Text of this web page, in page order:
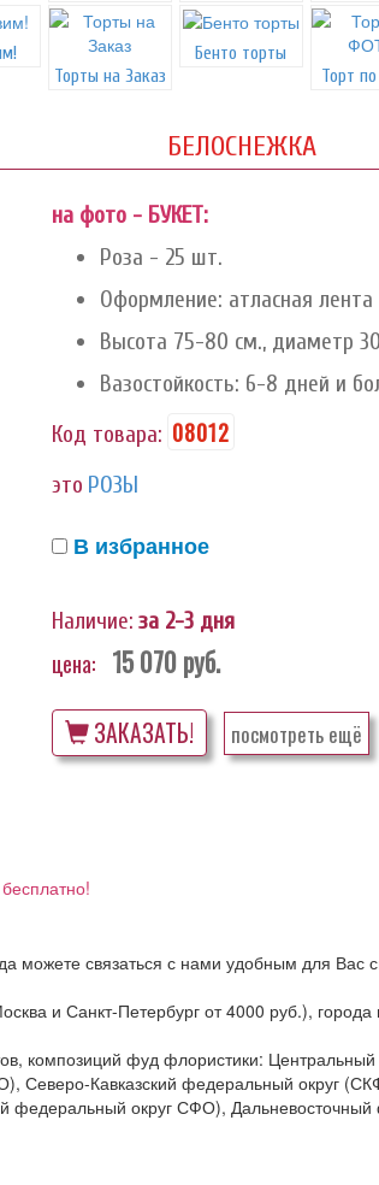
Торты на Заказ
Бенто торты
Торт
БЕЛОСНЕЖКА
на фото - БУКЕТ:
Роза - 25 шт.
Оформление: атласная лента
Высота 75-80 см., диаметр
Вазостойкость: 6-8 дней и
Код товара: 08012
это РОЗЫ
В избранное
Наличие: за 2-3 дня
цена: 15 070руб.
ЗАКАЗАТЬ! посмотреть ещё
можете связаться с нами удобным для
и Санкт-Петербург от 4000 руб.),
композиций фуд флористики:
Кавказский федеральный округ
округ СФО),